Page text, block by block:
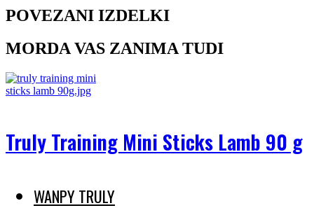
POVEZANI IZDELKI
MORDA VAS ZANIMA TUDI
Truly Training Mini Sticks Lamb 90 g
WANPY TRULY